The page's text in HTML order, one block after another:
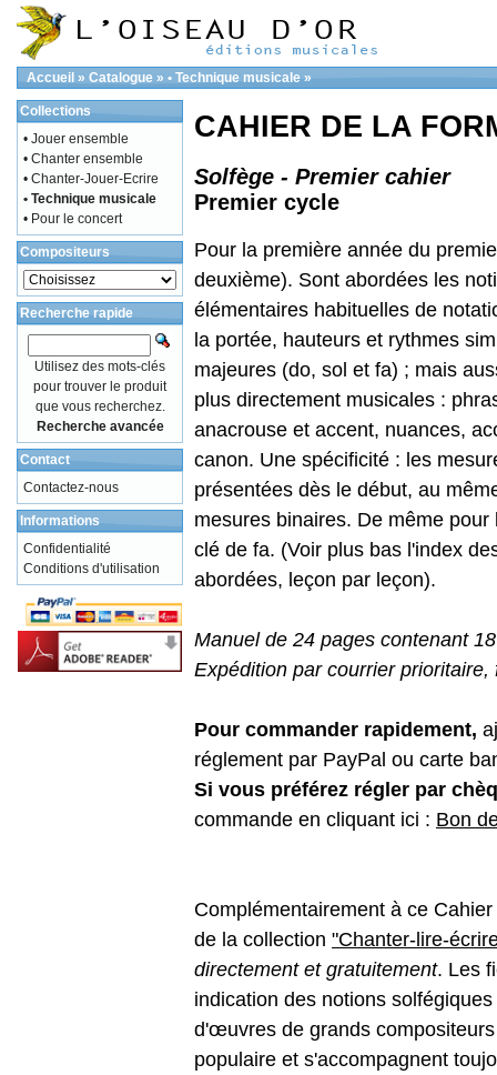
Accueil » Catalogue » • Technique musicale »
CAHIER DE LA
Solfège - Premier cahier
Premier cycle
Pour la première année du
deuxième). Sont abordées les
élémentaires habituelles de
la portée, hauteurs et rythmes
majeures (do, sol et fa) ; mais
plus directement musicales :
anacrouse et accent, nuances,
canon. Une spécificité : les
présentées dès le début, au
mesures binaires. De même pour
clé de fa. (Voir plus bas l'index
abordées, leçon par leçon).
Manuel de 24 pages contenant
Expédition par courrier prioritaire,
Pour commander rapidement,
réglement par PayPal ou carte
Si vous préférez régler par
commande en cliquant ici : Bon
Complémentairement à ce
de la collection "Chanter-lire-
directement et gratuitement. Les
indication des notions
d'œuvres de grands
populaire et s'accompagnent
Collections
• Jouer ensemble
• Chanter ensemble
• Chanter-Jouer-Ecrire
• Technique musicale
• Pour le concert
Compositeurs
Recherche rapide
Utilisez des mots-clés
pour trouver le produit
que vous recherchez.
Recherche avancée
Contact
Contactez-nous
Informations
Confidentialité
Conditions d'utilisation